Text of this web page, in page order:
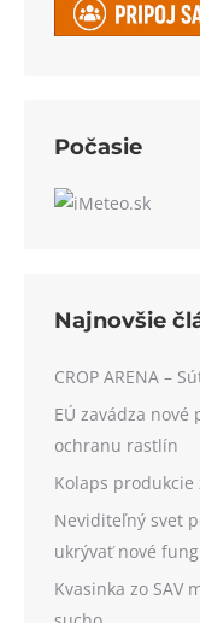
Počasie
Najnovšie
CROP ARENA –
EÚ zavádza
ochranu rastlín
Kolaps
Neviditeľný svet
ukrývať nové
Kvasinka zo SAV